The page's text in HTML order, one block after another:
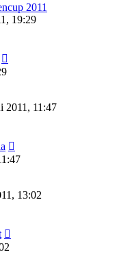
2011
19:29
2011, 11:47
13:02